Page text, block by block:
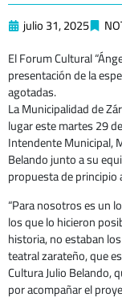
julio 31, 2025
El Forum Cultural
presentación de la
agotadas.
La Municipalidad de
lugar este martes 29
Intendente Municipal,
Belando junto a su
propuesta de principio
“Para nosotros es un
los que lo hicieron
historia, no estaban
teatral zarateño, que
Cultura Julio Belando,
por acompañar el